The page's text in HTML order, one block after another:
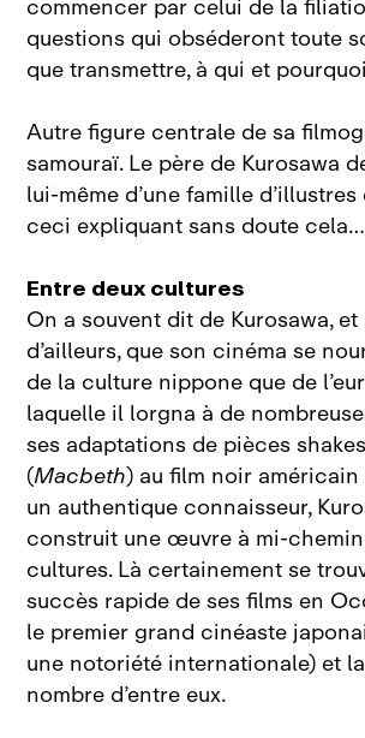
commencer par celui de la
questions qui obséderont toute
que transmettre, à qui et
Autre figure centrale de sa
samouraï. Le père de Kurosawa
lui‑même d’une famille
ceci expliquant sans doute cela…
Entre deux cultures
On a souvent dit de Kurosawa,
d’ailleurs, que son cinéma se
de la culture nippone que de
laquelle il lorgna à de
ses adaptations de pièces
(Macbeth) au film noir
un authentique connaisseur,
construit une œuvre à
cultures. Là certainement se
succès rapide de ses films en
le premier grand cinéaste
une notoriété internationale) et
nombre d’entre eux.